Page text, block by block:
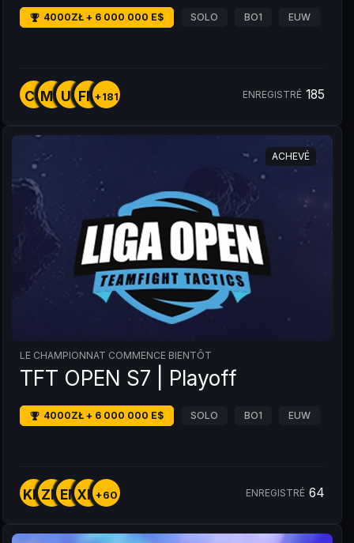
4000ZŁ + 6 000 000 E$ SOLO BO1 EUW
CSMUU9FM+181 ENREGISTRÉ 185
ACHEVÉ
LE CHAMPIONNAT COMMENCE BIENTÔT
TFT OPEN S7 | Playoff
4000ZŁ + 6 000 000 E$ SOLO BO1 EUW
KMZMEMXM+60 ENREGISTRÉ 64